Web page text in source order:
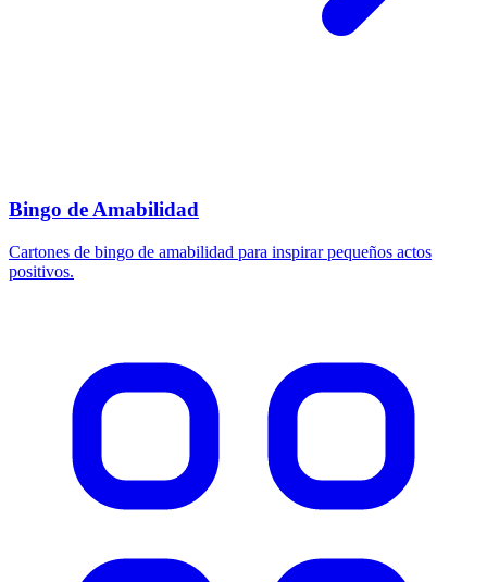
Bingo de Amabilidad
Cartones de bingo de amabilidad para inspirar pequeños actos
positivos.